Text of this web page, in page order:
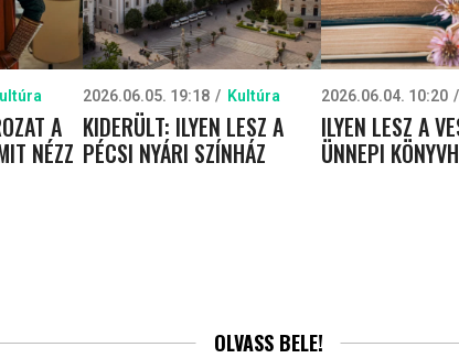
A
NÉZZ
2026.06.05. 19:18 Kultúra
KIDERÜLT: ILYEN LESZ A
PÉCSI NYÁRI SZÍNHÁZ
2026.06.04. 10:20
ILYEN LESZ A
ÜNNEPI
OLVASS BELE!